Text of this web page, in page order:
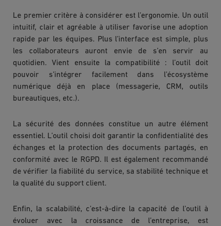
Le premier critère à considérer est l’ergonomie. Un outil
intuitif, clair et agréable à utiliser favorise une adoption
rapide par les équipes. Plus l’interface est simple, plus
les collaborateurs auront envie de s’en servir au
quotidien. Vient ensuite la compatibilité : l’outil doit
pouvoir s’intégrer facilement dans l’écosystème
numérique déjà en place (messagerie, CRM, outils
bureautiques, etc.).
La sécurité des données constitue un autre élément
essentiel. L’outil choisi doit garantir la confidentialité des
échanges et la protection des documents partagés, en
conformité avec le RGPD. Il est également recommandé
de vérifier la fiabilité du service, sa stabilité technique et
la qualité du support client.
Enfin, la scalabilité, c’est-à-dire la capacité de l’outil à
évoluer avec la croissance de l’entreprise, est